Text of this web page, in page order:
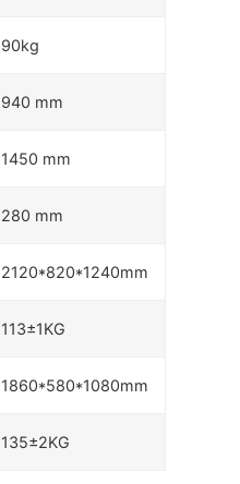
90kg
940 mm
1450 mm
280 mm
2120*820*1240mm
113±1KG
1860*580*1080mm
135±2KG